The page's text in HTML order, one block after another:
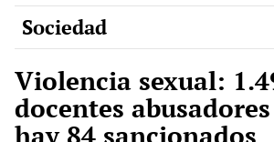
Sociedad
Violencia sexual:
docentes
hay 84 sancionados